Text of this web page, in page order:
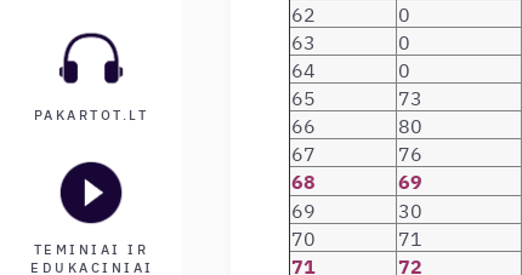
PAKARTOT.LT
TEMINIAI IR
EDUKACINIAI
62
0
63
0
64
0
65
73
66
80
67
76
68 69
69 30
70
71
71 72